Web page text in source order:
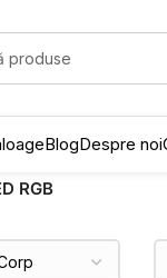
BlogDespre noi
RGB